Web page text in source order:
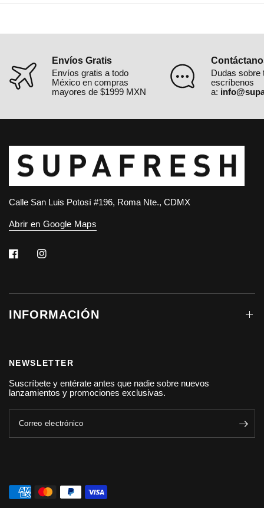
Envíos Gratis
Envíos gratis a todo
México en compras
mayores de $1999 MXN
Dudas sobre
escríbenos
a:
Calle San Luis Potosí #196, Roma Nte., CDMX
Abrir en Google Maps
INFORMACIÓN
NEWSLETTER
Suscríbete y entérate antes que nadie sobre nuevos
lanzamientos y promociones exclusivas.
Correo electrónico